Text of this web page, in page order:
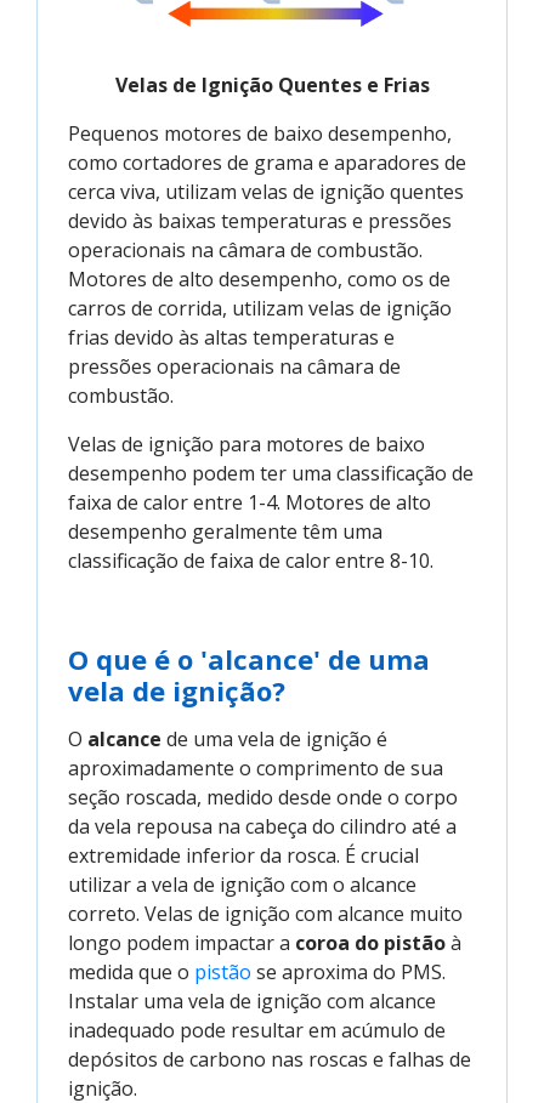
Velas de Ignição Quentes e Frias
Pequenos motores de baixo desempenho,
como cortadores de grama e aparadores de
cerca viva, utilizam velas de ignição quentes
devido às baixas temperaturas e pressões
operacionais na câmara de combustão.
Motores de alto desempenho, como os de
carros de corrida, utilizam velas de ignição
frias devido às altas temperaturas e
pressões operacionais na câmara de
combustão.
Velas de ignição para motores de baixo
desempenho podem ter uma classificação de
faixa de calor entre 1-4. Motores de alto
desempenho geralmente têm uma
classificação de faixa de calor entre 8-10.
O que é o 'alcance' de uma
vela de ignição?
O alcance de uma vela de ignição é
aproximadamente o comprimento de sua
seção roscada, medido desde onde o corpo
da vela repousa na cabeça do cilindro até a
extremidade inferior da rosca. É crucial
utilizar a vela de ignição com o alcance
correto. Velas de ignição com alcance muito
longo podem impactar a coroa do pistãoà
medida que o pistão se aproxima do PMS.
Instalar uma vela de ignição com alcance
inadequado pode resultar em acúmulo de
depósitos de carbono nas roscas e falhas de
ignição.